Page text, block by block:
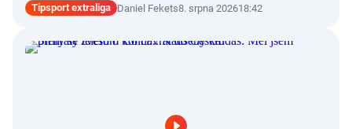
Tipsport extraliga Daniel Fekets8. srpna 202618:42